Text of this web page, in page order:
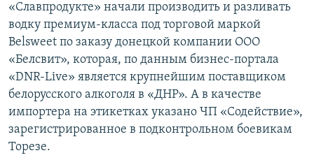
«Славпродукте» начали производить и разливать
водку премиум-класса под торговой маркой
Belsweet по заказу донецкой компании ООО
«Белсвит», которая, по данным бизнес-портала
«DNR-Live» является крупнейшим поставщиком
белорусского алкоголя в «ДНР». А в качестве
импортера на этикетках указано ЧП «Содействие»,
зарегистрированное в подконтрольном боевикам
Торезе.